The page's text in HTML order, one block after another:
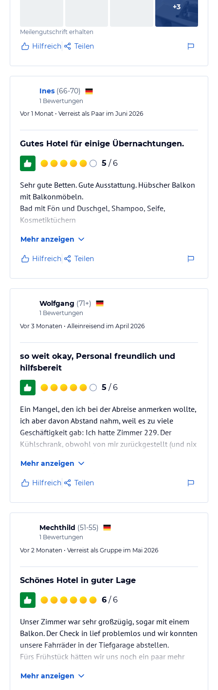
+3
Meilengutschrift erhalten
Hilfreich Teilen
Ines (66-70)
1 Bewertungen
Vor 1 Monat • Verreist als Paar im Juni 2026
Gutes Hotel für einige Übernachtungen.
5 / 6
Sehr gute Betten. Gute Ausstattung. Hübscher Balkon
mit Balkonmöbeln.
Bad mit Fön und Duschgel, Shampoo, Seife,
Kosmetiktüchern
Gut gelegen aber sehr lautes Umfeld.
Mehr anzeigen
Hilfreich Teilen
Wolfgang (71+)
1 Bewertungen
Vor 3 Monaten • Alleinreisend im April 2026
so weit okay, Personal freundlich und
hilfsbereit
5 / 6
Ein Mangel, den ich bei der Abreise anmerken wollte,
ich aber davon Abstand nahm, weil es zu viele
Geschäftigkeit gab: Ich hatte Zimmer 229. Der
Kühlschrank, obwohl von mir zurückgestellt (und nix
Ich habe einen leichten Schlaf. Wenn er sich nach
Kühlung wieder ausschaltete, "rumpelte" es oft. Laut,
so dass man aufwachte. Mehrmals die Nacht. Meines
Erachtens ist der Zimmerkühlschrank sehr alt oder
einfach defekt.
Ansonsten komme ich bei Bedarf wieder und…
Mehr anzeigen
Hilfreich Teilen
Mechthild (51-55)
1 Bewertungen
Vor 2 Monaten • Verreist als Gruppe im Mai 2026
Schönes Hotel in guter Lage
6 / 6
Unser Zimmer war sehr großzügig, sogar mit einem
Balkon. Der Check in lief problemlos und wir konnten
unsere Fahrräder in der Tiefgarage abstellen.
Fürs Frühstück hätten wir uns noch ein paar mehr
Mehr anzeigen